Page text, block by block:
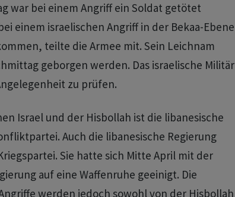
war bei einem Angriff ein Soldat getötet
einem israelischen Angriff in der Bekaa-Ebene
teilte die Armee mit. Sein Leichnam
geborgen werden. Das israelische Militär
zu prüfen.
Israel und der Hisbollah ist die libanesische
Auch die libanesische Regierung
Sie hatte sich Mitte April mit der
auf eine Waffenruhe geeinigt. Die
werden jedoch sowohl von der Hisbollah